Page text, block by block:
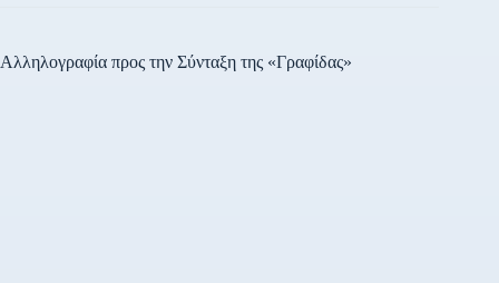
Αλληλογραφία προς την Σύνταξη της «Γραφίδας»